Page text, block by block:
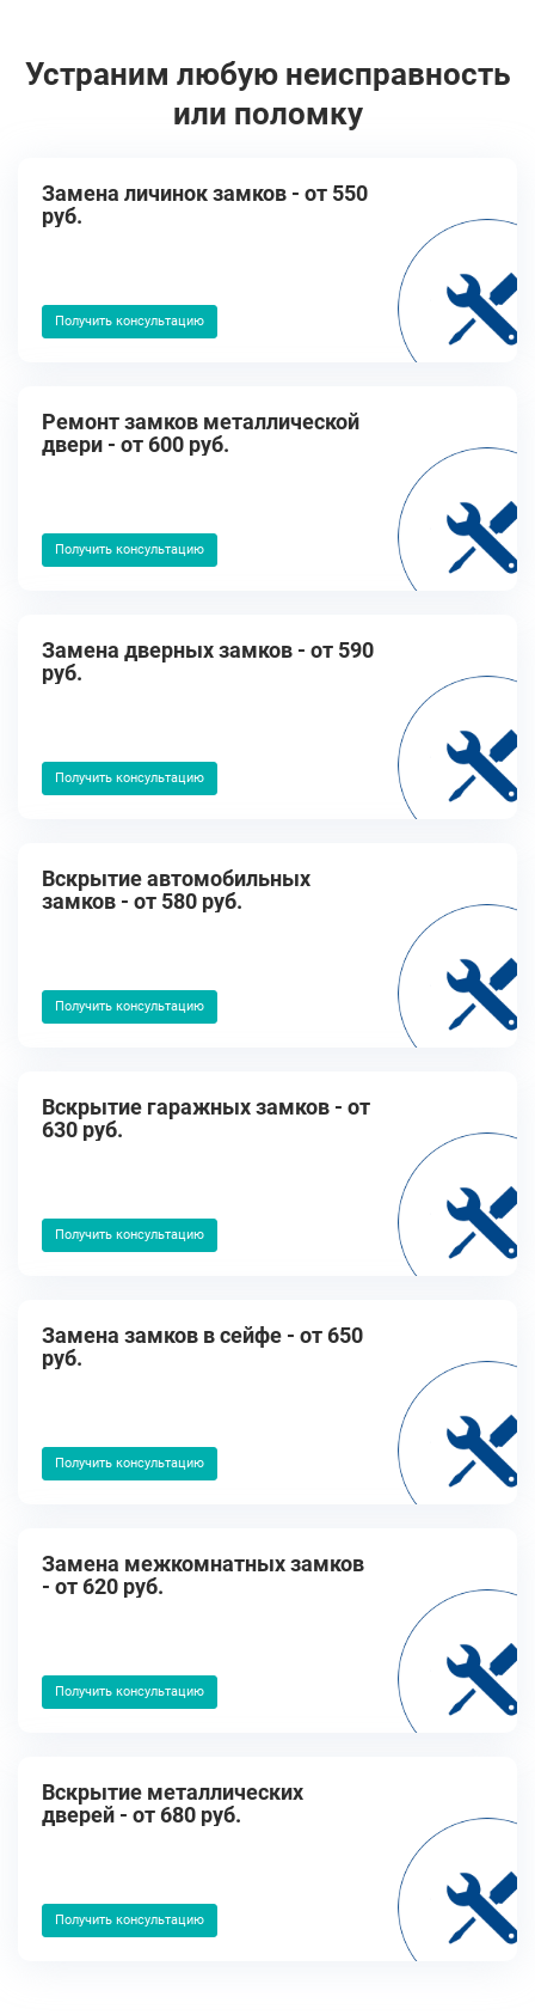
Устраним любую неисправность
или поломку
Замена личинок замков - от 550
руб.
Получить консультацию
Ремонт замков металлической
двери - от 600 руб.
Получить консультацию
Замена дверных замков - от 590
руб.
Получить консультацию
Вскрытие автомобильных
замков - от 580 руб.
Получить консультацию
Вскрытие гаражных замков - от
630 руб.
Получить консультацию
Замена замков в сейфе - от 650
руб.
Получить консультацию
Замена межкомнатных замков
- от 620 руб.
Получить консультацию
Вскрытие металлических
дверей - от 680 руб.
Получить консультацию